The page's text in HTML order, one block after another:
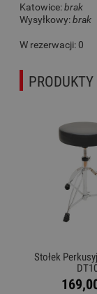
Katowice:brak
Wysyłkowy:brak
W rezerwacji: 0
Stołek